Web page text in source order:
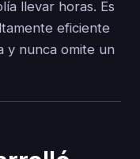
llevar horas. Es
eficiente
y nunca omite un